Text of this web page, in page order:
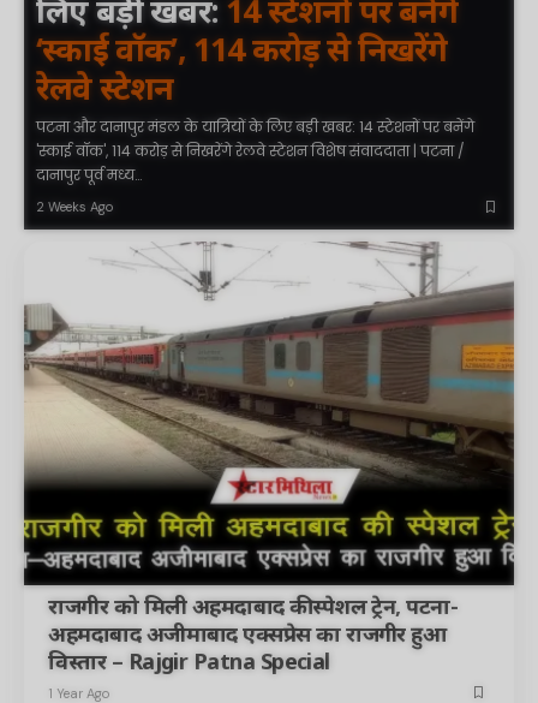
लिए बड़ी खबर:14 स्टेशनों पर बनेंगे
‘स्काई वॉक’, 114 करोड़ से निखरेंगे
रेलवे स्टेशन
पटना और दानापुर मंडल के यात्रियों के लिए बड़ी खबर: 14 स्टेशनों पर बनेंगे
'स्काई वॉक', 114 करोड़ से निखरेंगे रेलवे स्टेशन विशेष संवाददाता | पटना /
दानापुर पूर्व मध्य…
2 Weeks Ago
राजगीर को मिली अहमदाबाद की स्पेशल ट्रेन, पटना-
अहमदाबाद अजीमाबाद एक्सप्रेस का राजगीर हुआ
विस्तार – Rajgir Patna Special
1 Year Ago